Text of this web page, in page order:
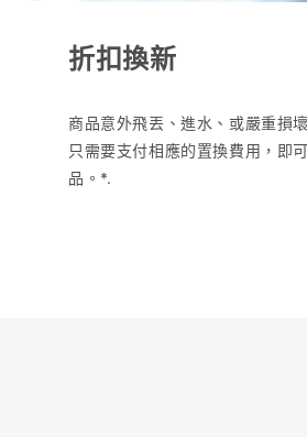
折扣換新
商品意外飛丟、進水、或嚴重損
只需要支付相應的置換費用，即
品。*.